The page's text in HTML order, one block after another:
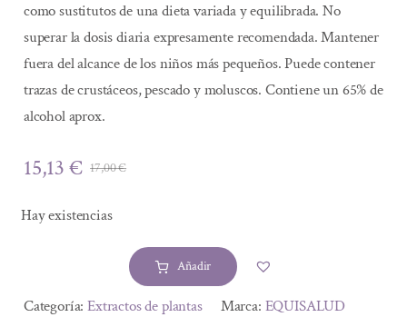
como sustitutos de una dieta variada y equilibrada. No
superar la dosis diaria expresamente recomendada. Mantener
fuera del alcance de los niños más pequeños. Puede contener
trazas de crustáceos, pescado y moluscos. Contiene un 65% de
alcohol aprox.
17,00€El
era:
17,00 €.
15,13€
El
es:
15,13 €.
Hay existencias
7
Añadir
Alternative:
Categoría:Extractos de plantas Marca: EQUISALUD